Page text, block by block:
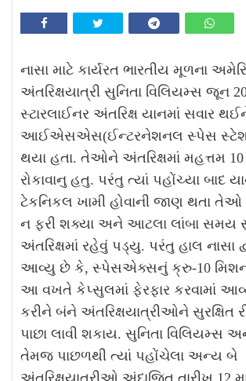
નાસા માટે કાર્યરત ભારતીય મૂળના
અંતરિક્ષયાત્રી સુનિતા વિલિયમ્સ જૂન
સ્ટારલાઈનર અંતરિક્ષ યાનમાં સવાર
આઈએસએસ(ઈન્ટરનેશનલ સ્પેસ
થયા હતા. તેઓને અંતરિક્ષમાં મહત્તમ
રોકાવાનુ હતુ. પરંતુ ત્યાં પહોંચ્યા બાદ
ટેકનિકલ ખામી હોવાની જાણ થતા
ન ફરી શક્યા અને આટલા લાંબા સમય
અંતરિક્ષમાં રહેવું પડ્યુ. પરંતુ હાલ નાસા
આવ્યુ છે કે, સ્પેસએક્સનું ક્રુ-10
આ વખતે કેપ્સુલમાં ફેરફાર કરવામાં
કરીને બંને અંતરિક્ષયાત્રીઓને સુરક્ષિત
પાછા લાવી શકાય. સુનિતા વિલિયમ્સ
તેમજ પાછળથી ત્યાં પહોંચેલા અન્ય બે
અંતરિક્ષયાત્રીઓ અંદાજિત તારીખ 12